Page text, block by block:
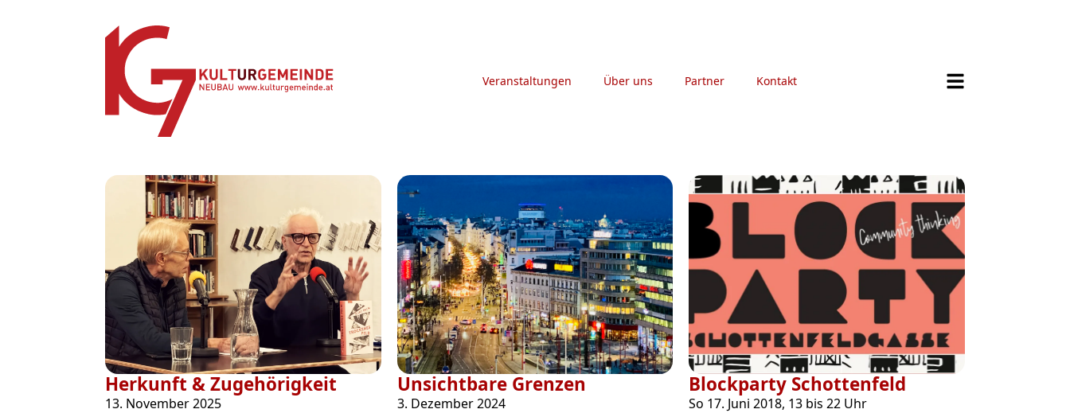
Veranstaltungen Über uns Partner Kontakt
Herkunft & Zugehörigkeit
13. November 2025
Unsichtbare Grenzen
3. Dezember 2024
Blockparty Schottenfeld
So 17. Juni 2018, 13 bis 22 Uhr